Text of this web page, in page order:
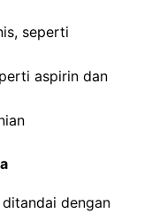
seperti
aspirin dan
dengan